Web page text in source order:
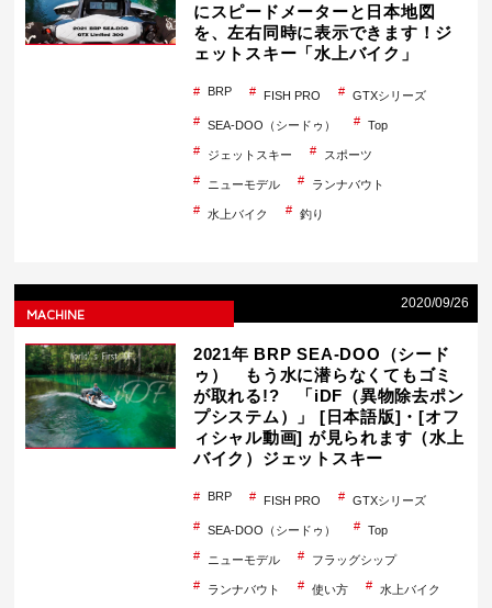
にスピードメーターと日本地図
を、左右同時に表示できます！ジ
ェットスキー「水上バイク」
BRP FISH PRO GTXシリーズ
SEA-DOO（シードゥ） Top
ジェットスキー スポーツ
ニューモデル ランナバウト
水上バイク 釣り
2020/09/26
MACHINE
2021年 BRP SEA-DOO（シード
ゥ） もう水に潜らなくてもゴミ
が取れる!? 「iDF（異物除去ポン
プシステム）」 [日本語版]・[オフ
ィシャル動画] が見られます（水上
バイク）ジェットスキー
BRP FISH PRO GTXシリーズ
SEA-DOO（シードゥ） Top
ニューモデル フラッグシップ
ランナバウト 使い方 水上バイク